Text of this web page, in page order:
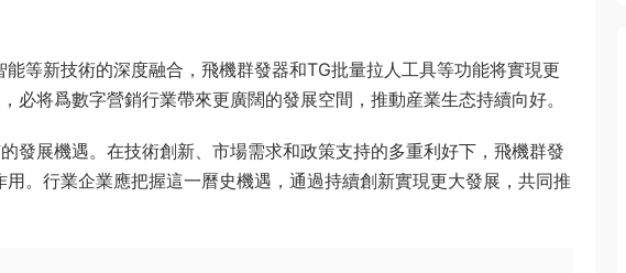
等新技術的深度融合，飛機群發器和TG批量拉人工具等功能将實現更
必将爲數字營銷行業帶來更廣闊的發展空間，推動産業生态持續向好。
發展機遇。在技術創新、市場需求和政策支持的多重利好下，飛機群發
。行業企業應把握這一曆史機遇，通過持續創新實現更大發展，共同推